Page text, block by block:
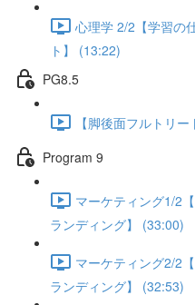
心理学 2/2【学習の
ト】 (13:22)
PG8.5
【脚後面フルトリ
Program 9
マーケティング1/2
ランディング】 (33:00)
マーケティング2/2
ランディング】 (32:53)